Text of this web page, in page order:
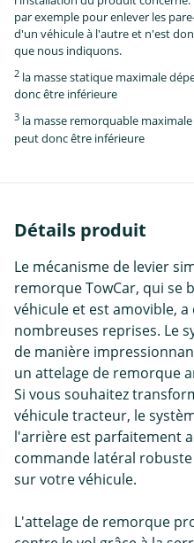
par exemple pour enlever les
d'un véhicule à l'autre et n'est
que nous indiquons.
2 la masse statique maximale
donc être inférieure
3 la masse remorquable
peut donc être inférieure
Détails produit
Le mécanisme de levier
remorque TowCar, qui se
véhicule et est amovible,
nombreuses reprises. Le
de manière
un attelage de remorque
Si vous souhaitez
véhicule tracteur, le
l'arrière est parfaitement
commande latéral
sur votre véhicule.
L'attelage de remorque